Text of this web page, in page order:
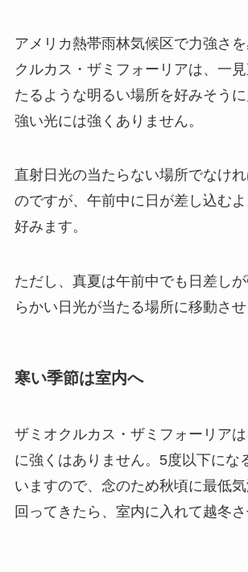
アメリカ熱帯雨林気候区で力強さ
クルカス・ザミフォーリアは、一
たるような明るい場所を好みそうに
強い光には強くありません。
直射日光の当たらない場所でなけ
のですが、 午前中に日が差し込む
好みます。
ただし、真夏は午前中でも日差し
らかい日光が当たる場所に移動させ
寒い季節は室内へ
ザミオクルカス・ザミフォーリア
に強くはありません。5度以下にな
いますので、念のため秋頃に最低
回ってきたら、室内に入れて越冬